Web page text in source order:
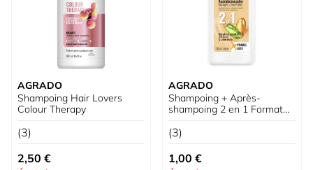
AGRADO
Shampoing Hair Lovers
Colour Therapy
(3)
2,50 €
AGRADO
Shampoing + Après-
shampoing 2 en 1 Format
Voyage
(3)
1,00 €